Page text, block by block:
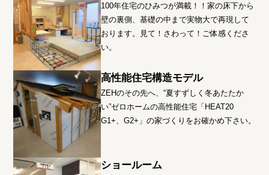
100年住宅のひみつが満載！！家の床下から
壁の裏側、基礎の中まで実物大で再現して
おります。見て！さわって！ご体感くださ
い。
高性能住宅構造モデル
ZEHのその先へ、“夏すずしく冬あたたか
い”ゼロホームの高性能住宅「HEAT20
G1+、G2+」の家づくりをお確かめ下さい。
ショールーム